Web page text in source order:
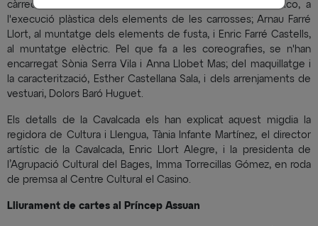
càrrec de la creació i execució dels dissenys; Txema Rico, a
l'execució plàstica dels elements de les carrosses; Arnau Farré
Llort, al muntatge dels elements de fusta, i Enric Farré Castells,
al muntatge elèctric. Pel que fa a les coreografies, se n'han
encarregat Sònia Serra Vila i Anna Llobet Mas; del maquillatge i
la caracterització, Esther Castellana Sala, i dels arrenjaments de
vestuari, Dolors Baró Huguet.
Els detalls de la Cavalcada els han explicat aquest migdia la
regidora de Cultura i Llengua, Tània Infante Martínez, el director
artístic de la Cavalcada, Enric Llort Alegre, i la presidenta de
l’Agrupació Cultural del Bages, Imma Torrecillas Gómez, en roda
de premsa al Centre Cultural el Casino.
Lliurament de cartes al Príncep Assuan